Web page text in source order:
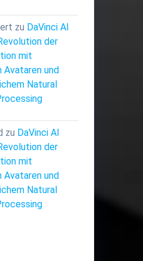
zu DaVinci AI
der
mit
Avataren und
Natural
zu DaVinci AI
der
mit
Avataren und
Natural